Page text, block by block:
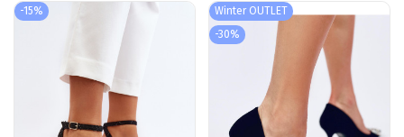
-15%
Winter OUTLET
-30%